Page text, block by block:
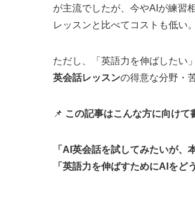
が主流でしたが、今やAIが練習
レッスンと比べてコストも低い
ただし、「英語力を伸ばしたい
英会話レッスンの得意な分野・
📌 この記事はこんな方に向けて
「AI英会話を試してみたいが、
「英語力を伸ばすためにAIをど